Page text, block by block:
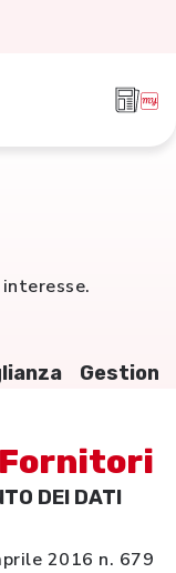
DEI DATI
2016 n. 679